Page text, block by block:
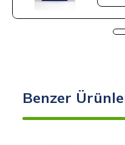
Benzer